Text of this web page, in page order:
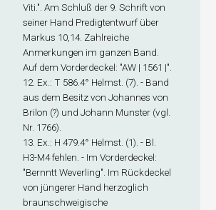
Viti.". Am Schluß der 9. Schrift von
seiner Hand Predigtentwurf über
Markus 10,14. Zahlreiche
Anmerkungen im ganzen Band.
Auf dem Vorderdeckel: "AW | 1561 |".
12. Ex .: T 586.4° Helmst. (7). - Band
aus dem Besitz von Johannes von
Brilon (?) und Johann Munster (vgl.
Nr. 1766).
13. Ex .: H 479.4° Helmst. (1). - Bl.
H3-M4 fehlen. - Im Vorderdeckel:
"Bernntt Weverling". Im Rückdeckel
von jüngerer Hand herzoglich
braunschweigische